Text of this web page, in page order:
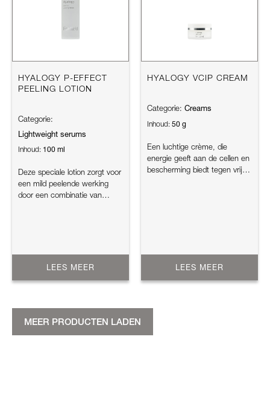
HYALOGY P-EFFECT
PEELING LOTION
Categorie:
Lightweight serums
Inhoud: 100 ml
Deze speciale lotion zorgt voor
een mild peelende werking
door een combinatie van
LEES MEER
HYALOGY VCIP CREAM
Categorie: Creams
Inhoud: 50 g
Een luchtige crème, die
energie geeft aan de cellen en
bescherming biedt tegen vrije
LEES MEER
MEER PRODUCTEN LADEN